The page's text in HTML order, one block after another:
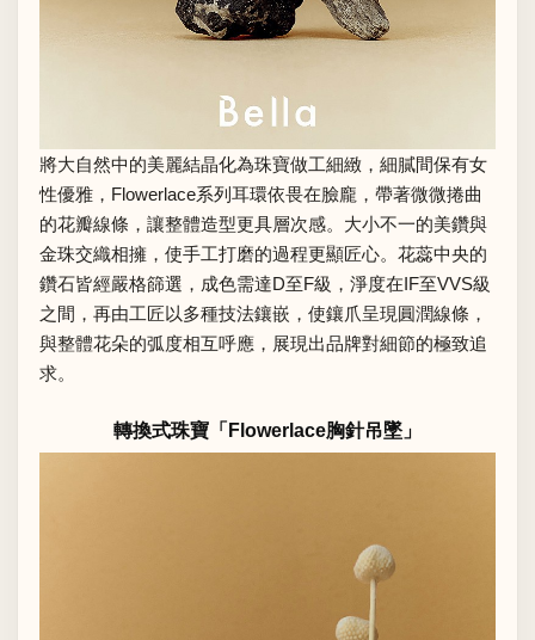
將大自然中的美麗結晶化為珠寶做工細緻，細膩間保有女
性優雅，Flowerlace系列耳環依畏在臉龐，帶著微微捲曲
的花瓣線條，讓整體造型更具層次感。大小不一的美鑽與
金珠交織相擁，使手工打磨的過程更顯匠心。花蕊中央的
鑽石皆經嚴格篩選，成色需達D至F級，淨度在IF至VVS級
之間，再由工匠以多種技法鑲嵌，使鑲爪呈現圓潤線條，
與整體花朵的弧度相互呼應，展現出品牌對細節的極致追
求。
轉換式珠寶「Flowerlace胸針吊墜」